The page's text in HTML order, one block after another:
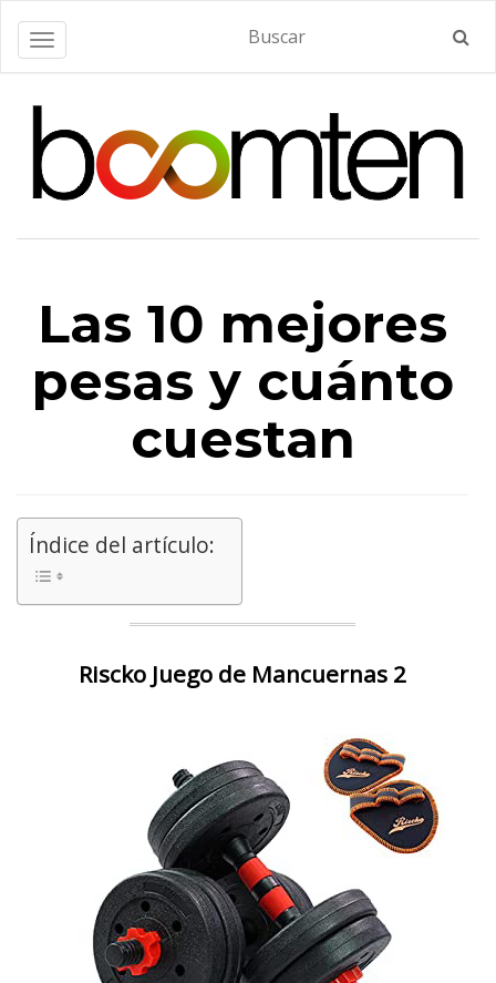
Alternar navegación
Las 10 mejores
pesas y cuánto
cuestan
Índice del artículo:
Riscko Juego de Mancuernas 2